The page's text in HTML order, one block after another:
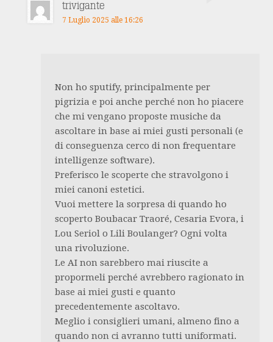
trivigante
7 Luglio 2025 alle 16:26
Non ho sputify, principalmente per
pigrizia e poi anche perché non ho piacere
che mi vengano proposte musiche da
ascoltare in base ai miei gusti personali (e
di conseguenza cerco di non frequentare
intelligenze software).
Preferisco le scoperte che stravolgono i
miei canoni estetici.
Vuoi mettere la sorpresa di quando ho
scoperto Boubacar Traoré, Cesaria Evora, i
Lou Seriol o Lili Boulanger? Ogni volta
una rivoluzione.
Le AI non sarebbero mai riuscite a
propormeli perché avrebbero ragionato in
base ai miei gusti e quanto
precedentemente ascoltavo.
Meglio i consiglieri umani, almeno fino a
quando non ci avranno tutti uniformati.